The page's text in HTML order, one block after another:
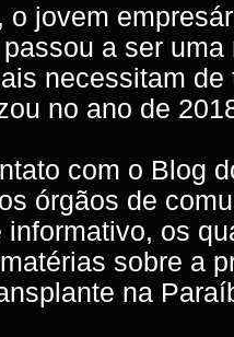
o jovem
a ser
necessitam
no ano de
com o Blog
órgãos de
informativo, os
sobre a
na